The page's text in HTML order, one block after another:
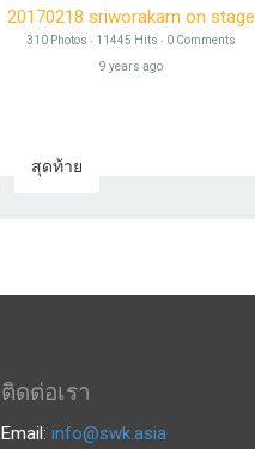
20170218 sriworakarn on stage
310 Photos ‧ 11445 Hits ‧ 0 Comments
9 years ago
สุดท้าย
ติดต่อเรา
Email:info@swk.asia